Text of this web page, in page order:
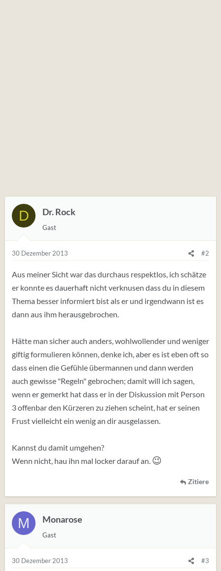
D Dr. Rock
Gast
30 Dezember 2013 #2
Aus meiner Sicht war das durchaus respektlos, ich schätze
er konnte es dauerhaft nicht verknusen dass du in diesem
Thema besser informiert bist als er und irgendwann ist es
dann aus ihm herausgebrochen.
Hätte man sicher auch anders, wohlwollender und weniger
giftig formulieren können, denke ich, aber es ist eben oft so
dass einen die Gefühle übermannen und dann werden
auch gewisse "Regeln" gebrochen; damit will ich sagen,
wenn er gemerkt hat dass er in der Diskussion mit Person
3 offenbar den Kürzeren zu ziehen scheint, hat er seinen
Frust vielleicht ein wenig an dir ausgelassen.
Kannst du damit umgehen?
Wenn nicht, hau ihn mal locker darauf an. 😉
Zitiere
M Monarose
Gast
30 Dezember 2013 #3